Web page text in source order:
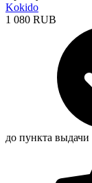
Kokido
1 080 RUB
до пункта выдачи